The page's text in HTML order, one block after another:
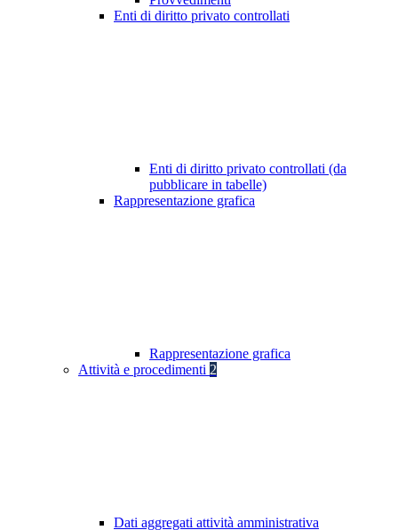
Enti di diritto privato controllati
Enti di diritto privato controllati (da
pubblicare in tabelle)
Rappresentazione grafica
Rappresentazione grafica
Attività e procedimenti 2
Dati aggregati attività amministrativa